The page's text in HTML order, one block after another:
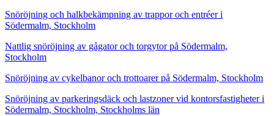
Snöröjning och halkbekämpning av trappor och entréer i
Södermalm, Stockholm
Nattlig snöröjning av gågator och torgytor på Södermalm,
Stockholm
Snöröjning av cykelbanor och trottoarer på Södermalm, Stockholm
Snöröjning av parkeringsdäck och lastzoner vid kontorsfastigheter i
Södermalm, Stockholm, Stockholms län